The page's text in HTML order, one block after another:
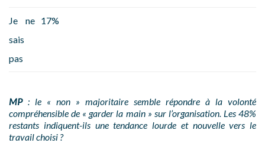
Je ne
sais
pas
17%
MP : le « non » majoritaire semble répondre à la volonté
compréhensible de « garder la main » sur l’organisation. Les 48%
restants indiquent-ils une tendance lourde et nouvelle vers le
travail choisi ?